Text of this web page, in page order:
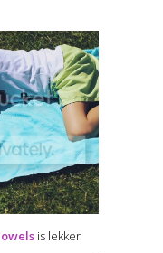
is lekker